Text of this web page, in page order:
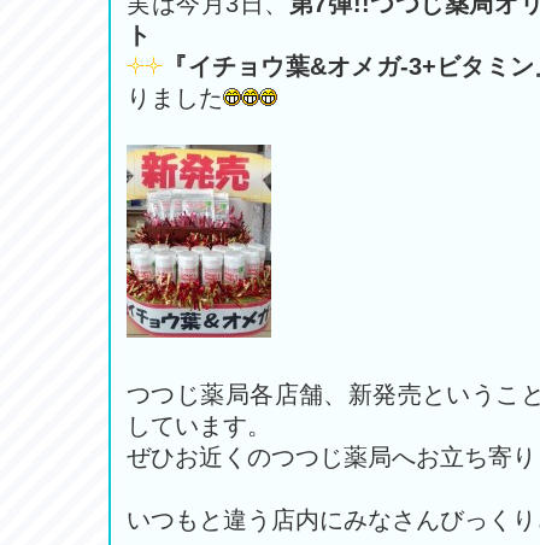
ト
『イチョウ葉&オメガ‐3+ビタミン
りました
つつじ薬局各店舗、新発売というこ
しています。
ぜひお近くのつつじ薬局へお立ち寄
いつもと違う店内にみなさんびっく